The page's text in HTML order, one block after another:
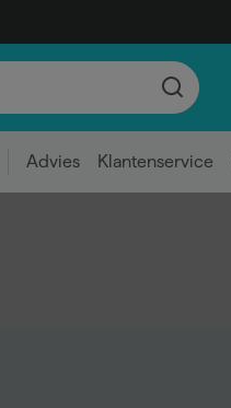
Advies Klantenservice